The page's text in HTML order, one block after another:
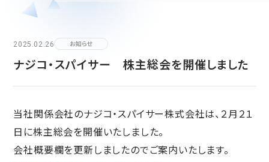
会社案内 TOP
社長メッセージ
企業理念
沿革
モビリティソリューション事業
台車関連部品
サステナビリティ
サステナビリティ TOP
お問い合わせ
2025.02.26 お知らせ
ナジコ・スパイサー 株主総会を開催しました
当社関係会社のナジコ・スパイサー株式会社は、２月２１
日に株主総会を開催いたしました。
会社概要欄を更新しましたのでご案内いたします。